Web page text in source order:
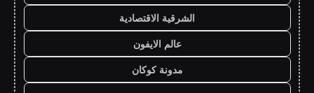
الشرقية الاقتصادية
عالم الايفون
مدونة كوكان